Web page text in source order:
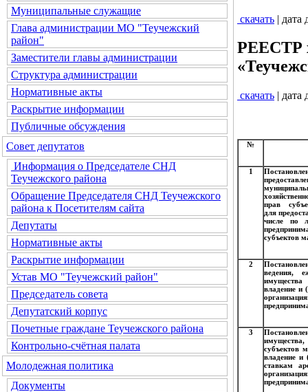
Муниципальные служащие
Глава администрации МО "Теучежский
район"
Заместители главы администрации
Структура администрации
Нормативные акты
Раскрытие информации
Публичные обсуждения
Совет депутатов
Информация о Председателе СНД
Теучежского района
Обращение Председателя СНД Теучежского
района к Посетителям сайта
Депутаты
Нормативные акты
Раскрытие информации
Устав МО "Теучежский район"
Председатель совета
Депутатский корпус
Почетные граждане Теучежского района
Контрольно-счётная палата
Молодежная политика
Документы
скачать | дата
РЕЕСТР
скачать | дата
№
1
прав
для
числе по
субъектов
2
ведения,
имущества
владение и
3
имущества,
субъектов
владение и
ставкам